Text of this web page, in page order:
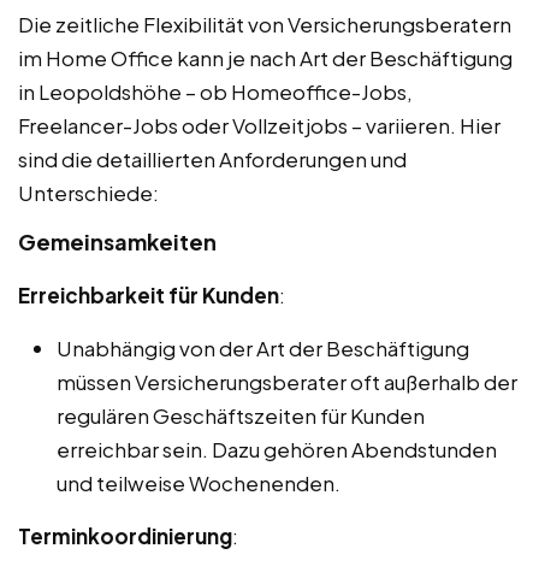
Die zeitliche Flexibilität von Versicherungsberatern
im Home Office kann je nach Art der Beschäftigung
in Leopoldshöhe – ob Homeoffice-Jobs,
Freelancer-Jobs oder Vollzeitjobs – variieren. Hier
sind die detaillierten Anforderungen und
Unterschiede:
Gemeinsamkeiten
Erreichbarkeit für Kunden:
Unabhängig von der Art der Beschäftigung
müssen Versicherungsberater oft außerhalb der
regulären Geschäftszeiten für Kunden
erreichbar sein. Dazu gehören Abendstunden
und teilweise Wochenenden.
Terminkoordinierung: